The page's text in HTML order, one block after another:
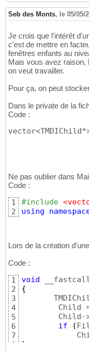
Seb des Monts, le 05/05/
Je crois que l'intérêt
c'est de mettre en
fenêtres enfants au
Mais vous avez raison,
on veut travailler.
Pour ça, on peut
Dans le private de la
Code :
Ne pas oublier dans
Code :
1
2
#include
using
Lors de la création
Code :
1
2
3
4
5
6
7
8
void __fastcall
{
Child
Child-
if
(
}